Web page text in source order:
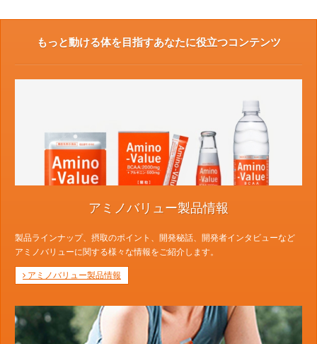
もっと動ける体を目指すあなたに役立つコンテンツ
アミノバリュー製品情報
製品ラインナップ、摂取のポイント、開発秘話、開発者インタビューなど
アミノバリューに関する様々な情報をご紹介します。
アミノバリュー製品情報